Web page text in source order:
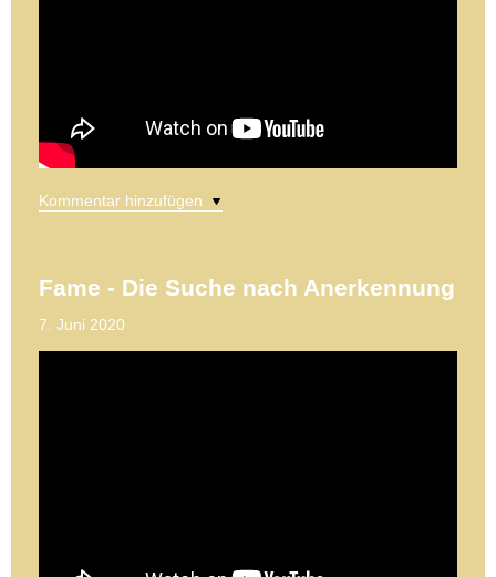
Kommentar hinzufügen
Fame - Die Suche nach Anerkennung
7. Juni 2020